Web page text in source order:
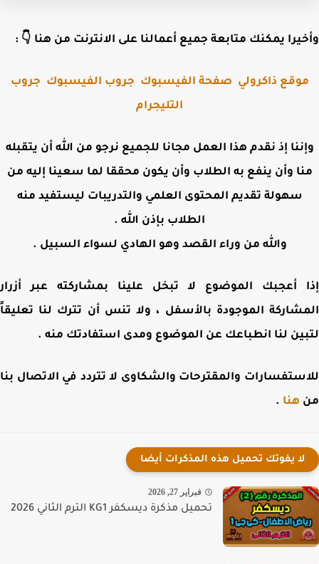
يمكنك متابعة جميع أعمالنا على الانترنت من هنا 👇 :
ذاكرولي صفحة الفيسبوك جروب الفيسبوك جروب
التليجرام
إذ نقدم هذا العمل مجانا للجميع نرجو من الله أن يتقبله
وأن ينفع به الطلاب وأن يكون محققا لما سعينا إليه من
سهولة تقديم المحتوى العلمي والتدريبات ليستفيد منه
الطلاب بإذن الله .
والله من وراء القصد وهو الهادي لسواء السبيل .
أعجبك الموضوع لا تبخل علينا بمشاركته عبر أزرار
الموجودة بالأسفل ، ولا تنس أن تترك لنا تعليقاً
لنا انطباعك عن الموضوع ومدى استفادتك منه .
والمقترحات والشكاوى لا تتردد في الاتصال بنا
هنا.
لا يفوتك تحميل هذه المذكرات أيضا
فبراير 27, 2026
تحميل مذكرة ديسكفر KG1 الترم الثاني 2026